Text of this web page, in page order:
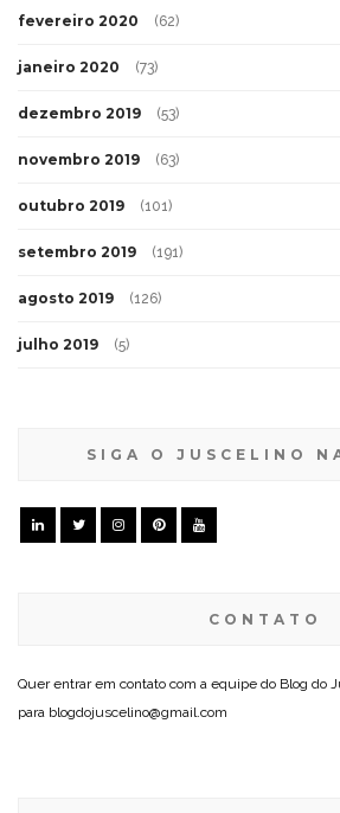
fevereiro 2020 (62)
janeiro 2020 (73)
dezembro 2019 (53)
novembro 2019 (63)
outubro 2019 (101)
setembro 2019 (191)
agosto 2019 (126)
julho 2019 (5)
SIGA O JUSCELINO
CONTATO
Quer entrar em contato com a equipe do Blog do
para blogdojuscelino@gmail.com